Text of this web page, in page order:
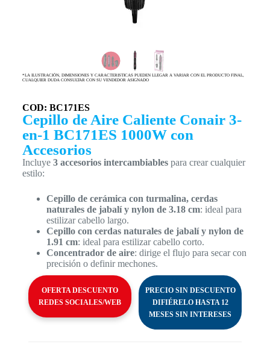
*LA ILUSTRACIÓN, DIMENSIONES Y CARACTERISTICAS PUEDEN LLEGAR A VARIAR CON EL PRODUCTO FINAL,
CUALQUIER DUDA CONSULTAR CON SU VENDEDOR ASIGNADO
COD: BC171ES
Cepillo de Aire Caliente Conair 3-
en-1 BC171ES 1000W con
Accesorios
Incluye 3 accesorios intercambiablespara crear cualquier
estilo:
Cepillo de cerámica con turmalina, cerdas
naturales de jabalí y nylon de 3.18 cm: ideal para
estilizar cabello largo.
Cepillo con cerdas naturales de jabalí y nylon de
1.91 cm: ideal para estilizar cabello corto.
Concentrador de aire: dirige el flujo para secar con
precisión o definir mechones.
OFERTA DESCUENTO
REDES SOCIALES/WEB
PRECIO SIN DESCUENTO
DIFIÉRELO HASTA 12
MESES SIN INTERESES